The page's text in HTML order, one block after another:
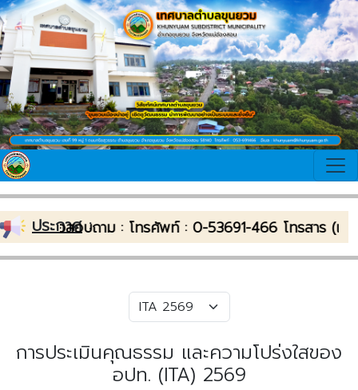
ประกาศ:
ต่อสอบถาม : โทรศัพท์ : 0-53691-466 โทรสาร (แฟกซ์).
การประเมินคุณธรรม และความโปร่งใสของ
อปท. (ITA) 2569